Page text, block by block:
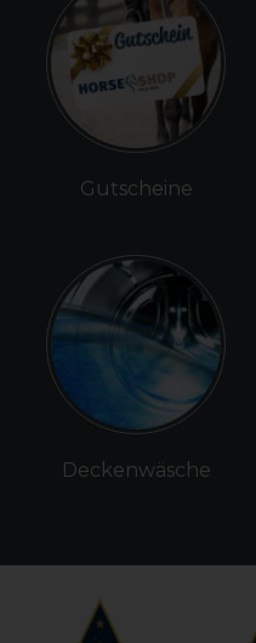
Gutscheine
Deckenwäsche